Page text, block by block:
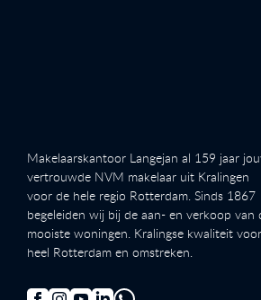
Makelaarskantoor Langejan al 159 jaar
vertrouwde NVM makelaar uit Kralingen
voor de hele regio Rotterdam. Sinds 1867
begeleiden wij bij de aan- en verkoop van
mooiste woningen. Kralingse kwaliteit voor
heel Rotterdam en omstreken.